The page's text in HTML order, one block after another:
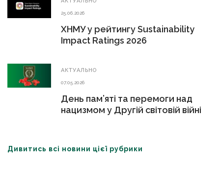
25.06.2026
ХНМУ у рейтингу Sustainability
Impact Ratings 2026
АКТУАЛЬНО
07.05.2026
День пам’яті та перемоги над
нацизмом у Другій світовій війні
Дивитись всі новини цієї рубрики